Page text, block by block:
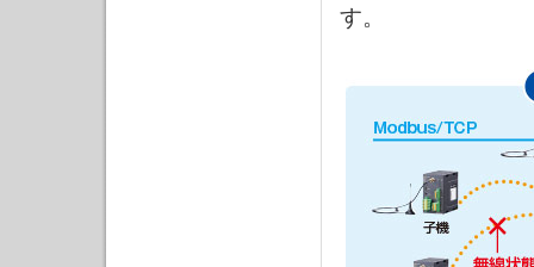
す。